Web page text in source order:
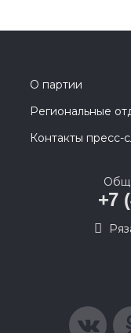
О партии
Региональные
Контакты пресс-
+7